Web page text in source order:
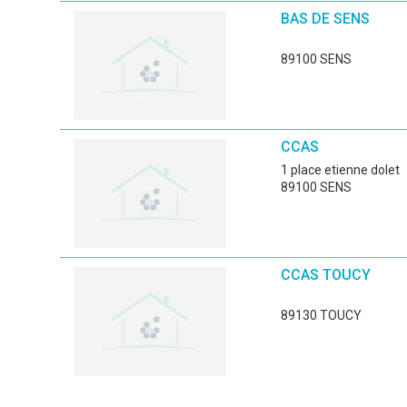
BAS DE SENS
89100 SENS
CCAS
1 place etienne dolet
89100 SENS
CCAS TOUCY
89130 TOUCY